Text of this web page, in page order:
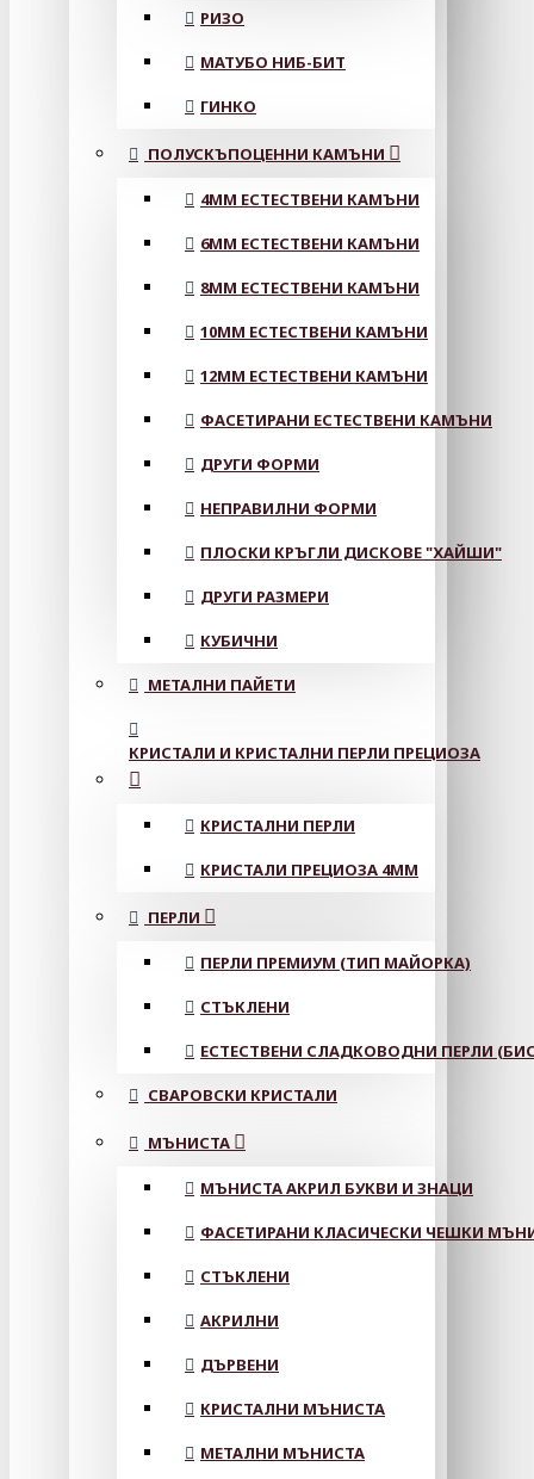
РИЗО
МАТУБО НИБ-БИТ
ГИНКО
ПОЛУСКЪПОЦЕННИ КАМЪНИ
4MM ЕСТЕСТВЕНИ КАМЪНИ
6MM ЕСТЕСТВЕНИ КАМЪНИ
8MM ЕСТЕСТВЕНИ КАМЪНИ
10MM ЕСТЕСТВЕНИ КАМЪНИ
12MM ЕСТЕСТВЕНИ КАМЪНИ
ФАСЕТИРАНИ ЕСТЕСТВЕНИ КАМЪНИ
ДРУГИ ФОРМИ
НЕПРАВИЛНИ ФОРМИ
ПЛОСКИ КРЪГЛИ ДИСКОВЕ "ХАЙШИ"
ДРУГИ РАЗМЕРИ
КУБИЧНИ
МЕТАЛНИ ПАЙЕТИ
КРИСТАЛИ И КРИСТАЛНИ ПЕРЛИ ПРЕЦИОЗА
КРИСТАЛНИ ПЕРЛИ
КРИСТАЛИ ПРЕЦИОЗА 4ММ
ПЕРЛИ
ПЕРЛИ ПРЕМИУМ (ТИП МАЙОРКА)
СТЪКЛЕНИ
ЕСТЕСТВЕНИ СЛАДКОВОДНИ ПЕРЛИ
СВАРОВСКИ КРИСТАЛИ
МЪНИСТА
МЪНИСТА АКРИЛ БУКВИ И ЗНАЦИ
ФАСЕТИРАНИ КЛАСИЧЕСКИ ЧЕШКИ
СТЪКЛЕНИ
АКРИЛНИ
ДЪРВЕНИ
КРИСТАЛНИ МЪНИСТА
МЕТАЛНИ МЪНИСТА